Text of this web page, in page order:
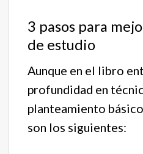
3 pasos para
de estudio
Aunque en el libro
profundidad en
planteamiento
son los siguientes: